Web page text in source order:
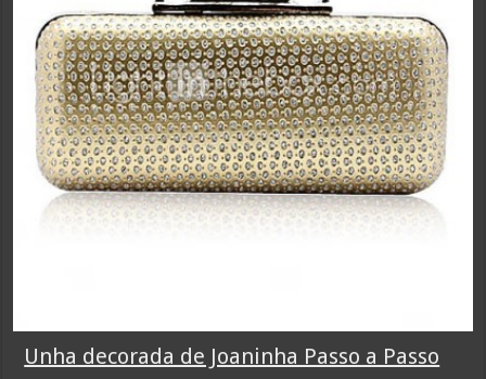
Unha decorada de Joaninha Passo a Passo